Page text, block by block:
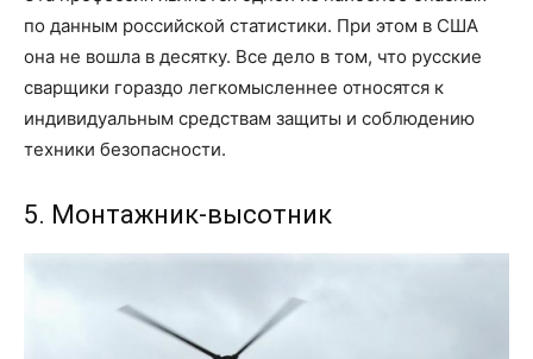
по данным российской статистики. При этом в США
она не вошла в десятку. Все дело в том, что русские
сварщики гораздо легкомысленнее относятся к
индивидуальным средствам защиты и соблюдению
техники безопасности.
5. Монтажник-высотник